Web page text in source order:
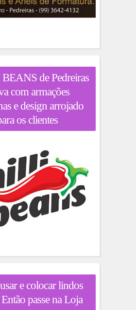
de Pedreiras
com armações
e design arrojado
os clientes
e colocar lindos
passe na Loja